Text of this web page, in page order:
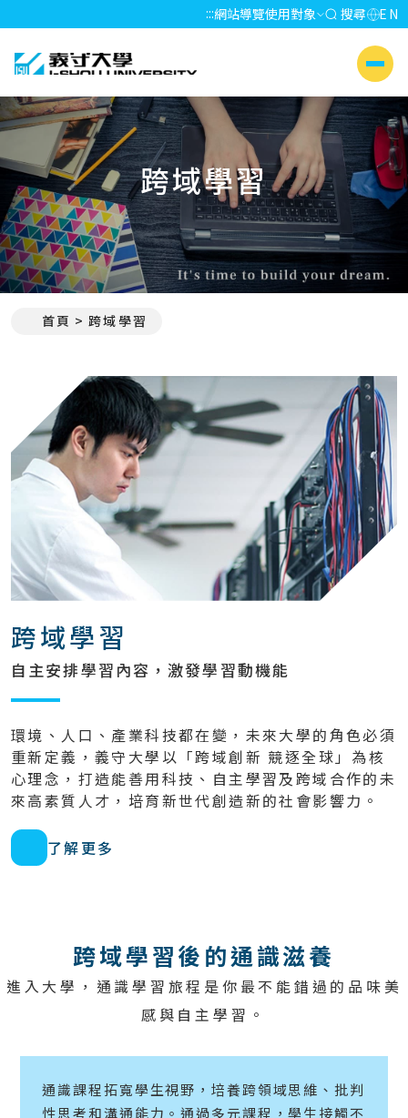
:::網站導覽使用對象 搜尋 EN
義守大學 I-SHOU UNIVERSITY
側選單
跨域學習
首頁 跨域學習
跨域學習
自主安排學習內容，激發學習動機能
環境、人口、產業科技都在變，未來大學的角色必須
重新定義，義守大學以「跨域創新 競逐全球」為核
心理念，打造能善用科技、自主學習及跨域合作的未
來高素質人才，培育新世代創造新的社會影響力。
了解更多
跨​域學習後​的通​識滋養
進入大學，​通識學習旅程是你最不能錯過的品味美
感與自主學習。
通識課程拓寬學生視野，培養跨領域思維、批判
性思考和溝通能力。通過多元課程，學生接觸不